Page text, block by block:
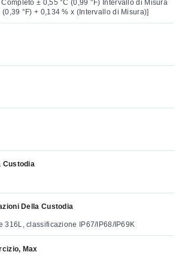
± 0,55 °C (0,99 °F) Intervallo di Misura
°F) + 0,134 % x (Intervallo di Misura)]
Custodia
Della Custodia
316L, classificazione IP67/IP68/IP69K
Max